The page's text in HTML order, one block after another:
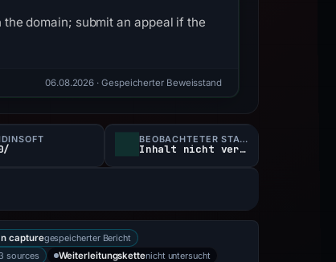
domain; submit an appeal if the
06.08.2026 · Gespeicherter Beweisstand
BEOBACHTETER STATUS
Inhalt nicht verfügbar
capturegespeicherter Bericht
sources Weiterleitungskettenicht untersucht